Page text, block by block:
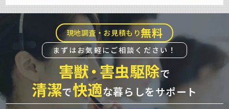
現地調査・お見積もり無料
まずはお気軽にご相談ください！
害獣・害虫駆除で
清潔で快適な暮らしをサポート